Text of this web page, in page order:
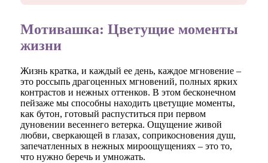
Мотивашка: Цветущие моменты
жизни
Жизнь кратка, и каждый ее день, каждое мгновение –
это россыпь драгоценных мгновений, полных ярких
контрастов и нежных оттенков. В этом бесконечном
пейзаже мы способны находить цветущие моменты,
как бутон, готовый распуститься при первом
дуновении весеннего ветерка. Ощущение живой
любви, сверкающей в глазах, соприкосновения душ,
запечатленных в нежных мироощущениях – это то,
что нужно беречь и умножать.